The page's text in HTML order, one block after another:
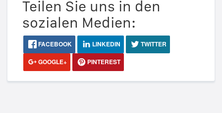
Teilen Sie uns in den
sozialen Medien:
FACEBOOK LINKEDIN
TWITTER
GOOGLE+
PINTEREST